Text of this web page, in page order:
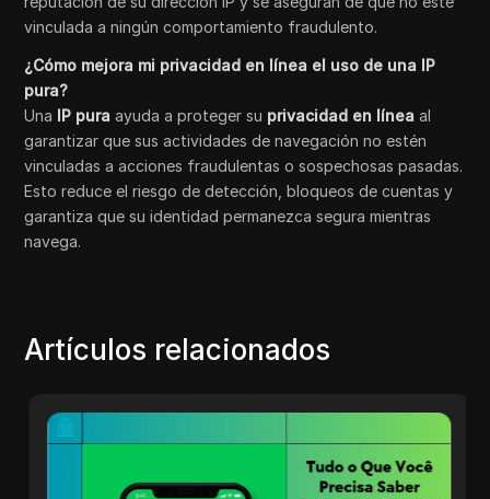
vinculada a ningún comportamiento fraudulento.
¿Cómo mejora mi privacidad en línea el uso de una IP
pura?
Una IP pura ayuda a proteger su privacidad en línea al
garantizar que sus actividades de navegación no estén
vinculadas a acciones fraudulentas o sospechosas pasadas.
Esto reduce el riesgo de detección, bloqueos de cuentas y
garantiza que su identidad permanezca segura mientras
navega.
Artículos relacionados